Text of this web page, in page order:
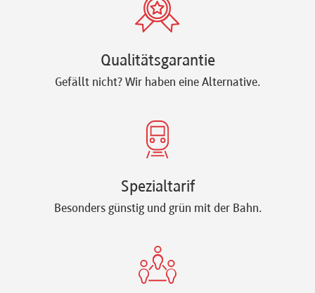
Qualitätsgarantie
Gefällt nicht? Wir haben eine Alternative.
Spezialtarif
Besonders günstig und grün mit der Bahn.